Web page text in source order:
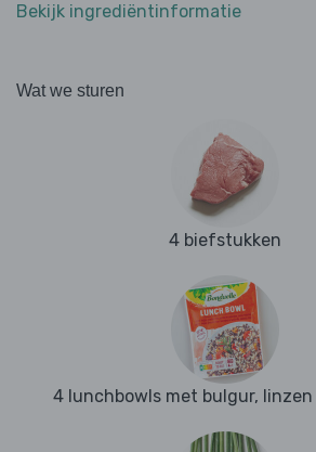
Bekijk ingrediëntinformatie
Wat we sturen
4 biefstukken
4 lunchbowls met bulgur,